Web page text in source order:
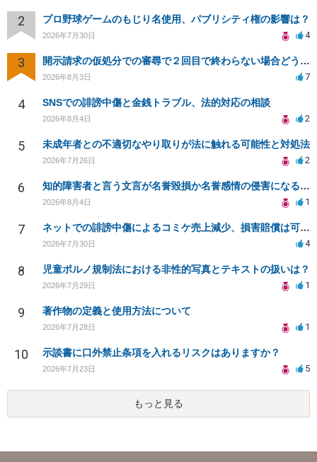
2 プロ野球ゲームのもじり名使用、パブリシティ権の影響は？
2026年7月30日 4
3 開示請求の仮処分での審尋で２回目で終わらない場合どうしたらいいですか
2026年8月3日 7
4 SNSでの誹謗中傷と金銭トラブル、法的対応の相談
2026年8月4日 2
5 未成年者との不適切なやり取りが法に触れる可能性と対処法
2026年7月26日 2
6 知的障害者と言う文言が名誉毀損か名誉感情の侵害になるか教えてほしい。
2026年8月4日 1
7 ネットでの誹謗中傷によるコミケ売上減少、損害賠償は可能か？
2026年7月30日 4
8 児童ポルノ規制法における非性的写真とテキストの扱いは？
2026年7月29日 1
9 著作物の定義と使用方法について
2026年7月28日 1
10 示談書に口外禁止条項を入れるリスクはありますか？
2026年7月23日 5
もっと見る